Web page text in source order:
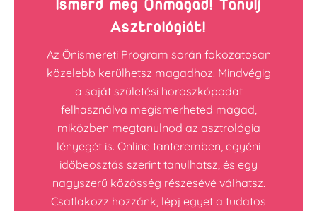
Ismerd meg Önmagad! Tanulj
Asztrológiát!
Az Önismereti Program során fokozatosan
közelebb kerülhetsz magadhoz. Mindvégig
a saját születési horoszkópodat
felhasználva megismerheted magad,
miközben megtanulnod az asztrológia
lényegét is. Online tanteremben, egyéni
időbeosztás szerint tanulhatsz, és egy
nagyszerű közösség részesévé válhatsz.
Csatlakozz hozzánk, lépj egyet a tudatos